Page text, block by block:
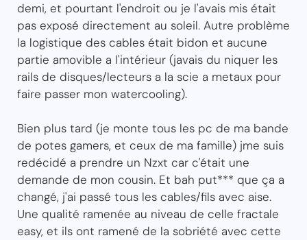
demi, et pourtant l'endroit ou je l'avais mis était
pas exposé directement au soleil. Autre problème
la logistique des cables était bidon et aucune
partie amovible a l'intérieur (javais du niquer les
rails de disques/lecteurs a la scie a metaux pour
faire passer mon watercooling).
Bien plus tard (je monte tous les pc de ma bande
de potes gamers, et ceux de ma famille) jme suis
redécidé a prendre un Nzxt car c'était une
demande de mon cousin. Et bah put*** que ça a
changé, j'ai passé tous les cables/fils avec aise.
Une qualité ramenée au niveau de celle fractale
easy, et ils ont ramené de la sobriété avec cette